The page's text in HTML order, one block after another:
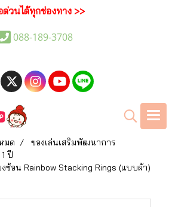
ด่วนได้ทุกช่องทาง >>
088-189-3708
มด
ของเล่นเสริมพัฒนาการ
ปี
งซ้อน Rainbow Stacking Rings (แบบผ้า)